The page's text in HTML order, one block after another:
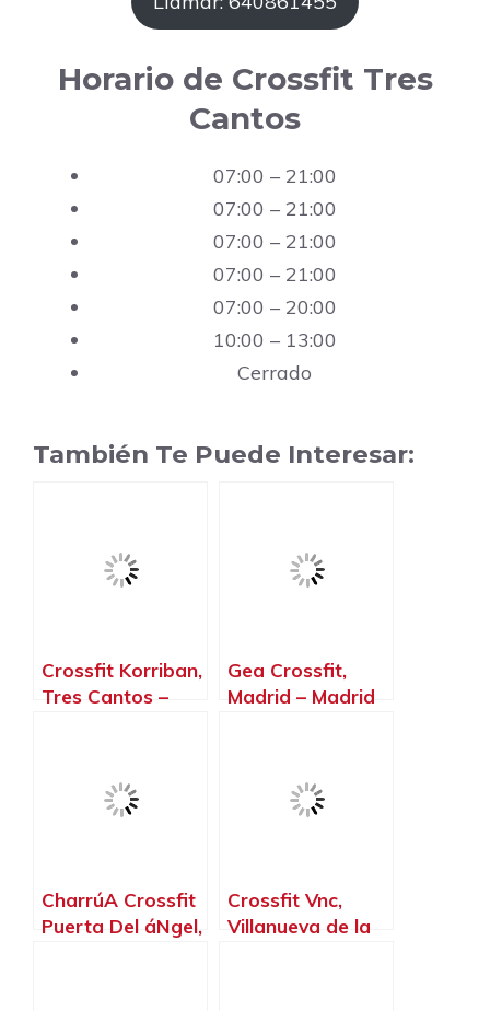
Horario de Crossfit Tres
Cantos
07:00 – 21:00
07:00 – 21:00
07:00 – 21:00
07:00 – 21:00
07:00 – 20:00
10:00 – 13:00
Cerrado
También Te Puede Interesar:
Crossfit Korriban,
Tres Cantos –
Gea Crossfit,
Madrid – Madrid
CharrúA Crossfit
Puerta Del áNgel,
Crossfit Vnc,
Villanueva de la